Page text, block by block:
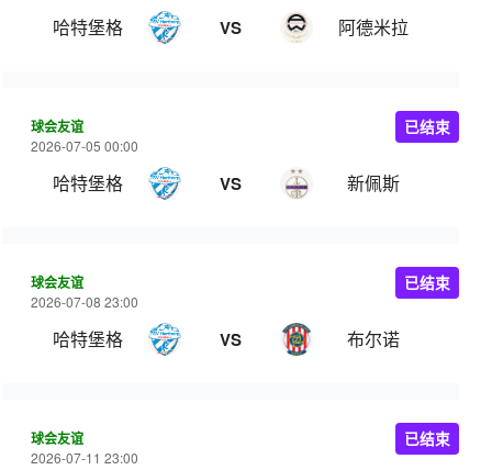
哈特堡格 VS 阿德米拉
球会友谊
2026-07-05 00:00
哈特堡格 VS 新佩斯
已结束
球会友谊
2026-07-08 23:00
哈特堡格 VS 布尔诺
已结束
球会友谊
2026-07-11 23:00
已结束